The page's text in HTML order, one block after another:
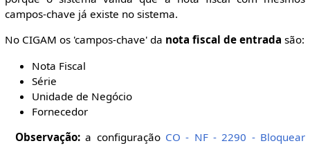
campos-chave já existe no sistema.
No CIGAM os 'campos-chave' da nota fiscal de entrada são:
Nota Fiscal
Série
Unidade de Negócio
Fornecedor
Observação: a configuração CO - NF - 2290 - Bloquear